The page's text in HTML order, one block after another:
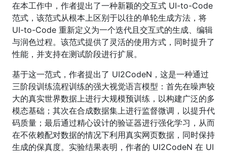
在本工作中，作者提出了一种新颖的交互式 UI-to-Code
范式，该范式从根本上区别于以往的单轮生成方法，将
UI-to-Code 重新定义为一个迭代且交互式的生成、编辑
与润色过程。该范式提供了灵活的使用方式，同时提升了
性能，并支持在测试阶段进行扩展。
基于这一范式，作者提出了 UI2CodeN，这是一种通过
三阶段训练流程训练的强大视觉语言模型：首先在噪声较
大的真实世界数据上进行大规模预训练，以构建广泛的多
模态基础；其次在合成数据集上进行监督微调，以提升代
码质量；最后通过精心设计的验证器进行强化学习，从而
在不依赖配对数据的情况下利用真实网页数据，同时保持
生成的保真度。实验结果表明，作者的 UI2CodeN 在 UI